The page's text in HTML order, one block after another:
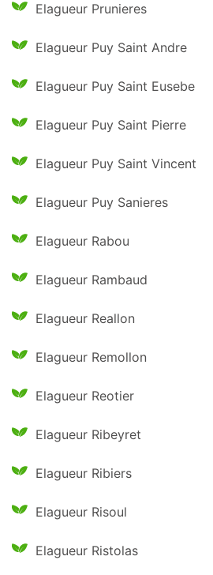
Elagueur Prunieres
Elagueur Puy Saint Andre
Elagueur Puy Saint Eusebe
Elagueur Puy Saint Pierre
Elagueur Puy Saint Vincent
Elagueur Puy Sanieres
Elagueur Rabou
Elagueur Rambaud
Elagueur Reallon
Elagueur Remollon
Elagueur Reotier
Elagueur Ribeyret
Elagueur Ribiers
Elagueur Risoul
Elagueur Ristolas